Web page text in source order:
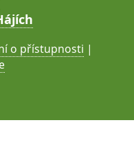
o přístupnosti |